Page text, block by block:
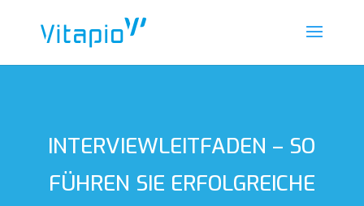
INTERVIEWLEITFADEN – SO
FÜHREN SIE ERFOLGREICHE